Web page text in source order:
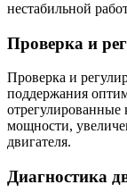
нестабильной
Проверка и
Проверка и
поддержания
мощности,
двигателя.
Диагностика